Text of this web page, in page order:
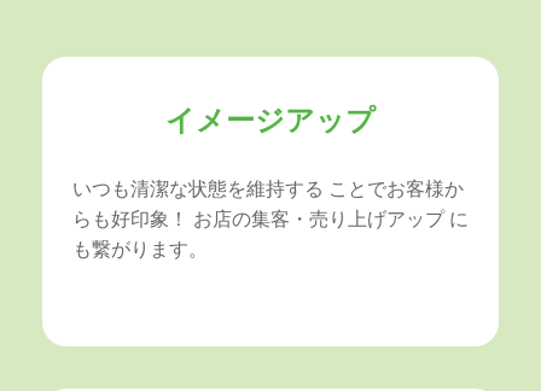
イメージアップ
いつも清潔な状態を維持する ことでお客様か
らも好印象！ お店の集客・売り上げアップ に
も繋がります。